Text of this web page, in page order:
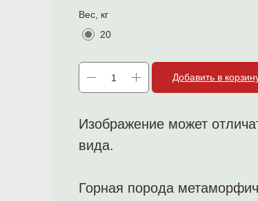
Вес, кг
20
Добавить в
Изображение может
вида.
Горная порода